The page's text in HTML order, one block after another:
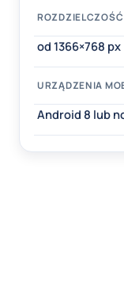
ROZDZIELCZOŚĆ
od 1366×768 px
URZĄDZENIA
Android 8 lub